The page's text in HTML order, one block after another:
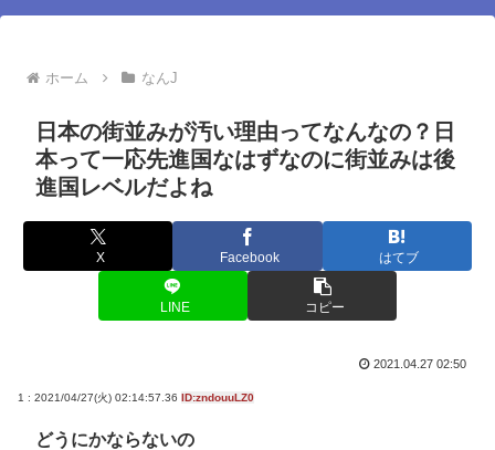
ホーム なんJ
日本の街並みが汚い理由ってなんなの？日
本って一応先進国なはずなのに街並みは後
進国レベルだよね
X Facebook はてブ
LINE コピー
2021.04.27 02:50
1 : 2021/04/27(火) 02:14:57.36 ID:zndouuLZ0
どうにかならないの